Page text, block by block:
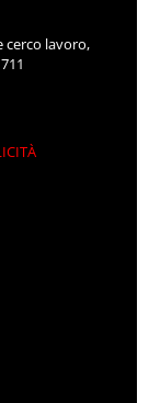
cerco lavoro,